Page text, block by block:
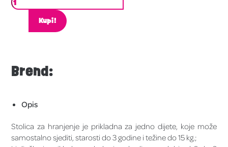
Kupi!
Brend:
Opis
Stolica za hranjenje je prikladna za jedno dijete, koje može
samostalno sjediti, starosti do 3 godine i težine do 15 kg.;